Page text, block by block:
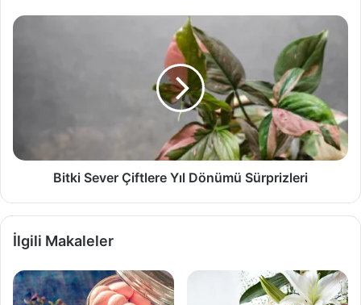
Bitki
Bitki Sever Çiftlere Yıl Dönümü Sürprizleri
İlgili Makaleler